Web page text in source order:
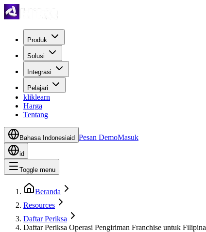
Produk
Solusi
Integrasi
Pelajari
kliklearn
Harga
Tentang
Bahasa Indonesiaid Pesan DemoMasuk
id
Toggle menu
Beranda
Resources
Daftar Periksa
Daftar Periksa Operasi Pengiriman Franchise untuk Filipina